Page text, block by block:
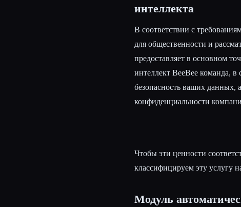
интеллекта
В соответствии с
для общественности и
предоставляет в основном
интеллект BeeBee команда, в
безопасность ваших данных,
конфиденциальности
Чтобы эти ценности
классифицируем эту услугу
Модуль